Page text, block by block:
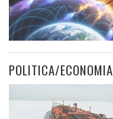
POLITICA/ECONOMIA